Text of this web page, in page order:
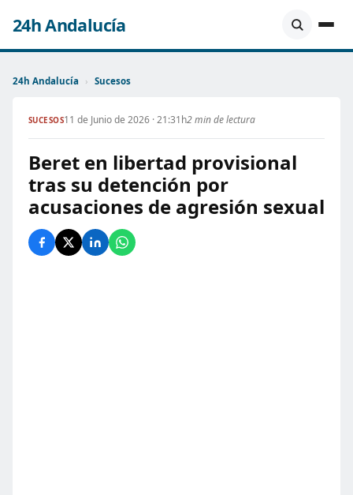
24h Andalucía
24h Andalucía › Sucesos
SUCESOS11 de Junio de 2026 · 21:31h2 min de lectura
Beret en libertad provisional
tras su detención por
acusaciones de agresión sexual